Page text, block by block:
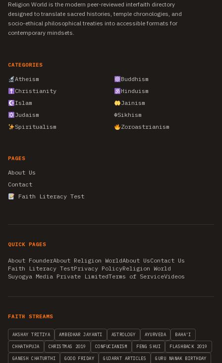
Religion World is the modern peer-reviewed interfaith directory
designed to translate sacred histories, temple chronologies, and
socio-ethical philosophical treaties into accessible formats for
contemporary mindsets.
CATEGORIES
Atheism
Buddhism
Christianity
Hinduism
Islam
Jainism
Judaism
☬Sikhism
Spiritualism
Zoroastrianism
PAGES
About Us
Contact
Faith Literacy Test
QUICK PAGES
About FounderAbout Religion WorldAbout UsContact Us
Faith Literacy TestPrivacy PolicyReligion World
Suyogya Media Private LimitedTerms of ServiceVideos
FAITH STREAMS
AKSHAY TRITIYA AMBEDKAR JAYANTI ASTROLOGY AYURVEDA BAHA'I
CHHATHPUJA CHRISTMAS 2019 CONFUCIANISM FENG SHUI FLASHBACK 2019
GANESH CHATURTHI GOOD FRIDAY GUJARAT ARTICLES GURU NANAK BIRTHDAY